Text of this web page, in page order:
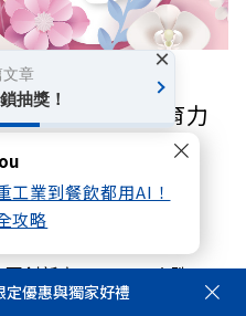
工業到餐飲都用AI！
攻略
何搶救高齡生育力
創新高！SpaceX大跌
無畏鉅額開支宣布獨家用輝
優惠與獨家好禮
文章
抽獎！
×